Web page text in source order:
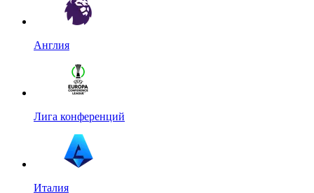
Англия
Лига конференций
Италия